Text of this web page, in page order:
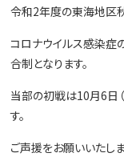
令和2年度の東海地区
コロナウイルス感染症
合制となります。
当部の初戦は10月6日
す。
ご声援をお願いいたしま